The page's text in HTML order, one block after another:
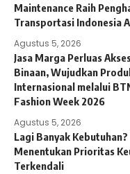
Maintenance Raih
Transportasi Indonesia
Agustus 5, 2026
Jasa Marga Perluas
Binaan, Wujudkan
Internasional melalui
Fashion Week 2026
Agustus 5, 2026
Lagi Banyak Kebutuhan?
Menentukan Prioritas
Terkendali